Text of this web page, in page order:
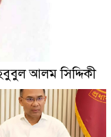
আলম সিদ্দিকী